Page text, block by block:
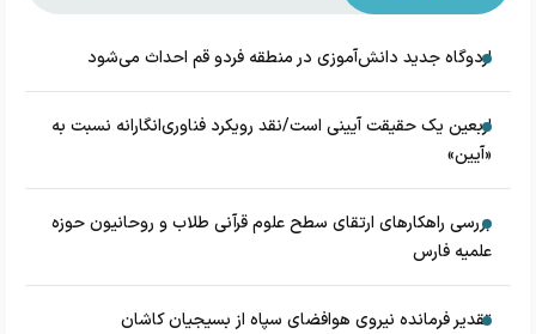
اردوگاه جدید دانش‌آموزی در منطقه فردو قم احداث می‌شود
اربعین یک حقیقت آیینی است/نقد رویکرد فناوری‌انگارانه نسبت به
«آیین»
بررسی راهکارهای ارتقای سطح علوم قرآنی طلاب و روحانیون حوزه
علمیه فارس
تقدیر فرمانده نیروی هوافضای سپاه از بسیجیان کاشان